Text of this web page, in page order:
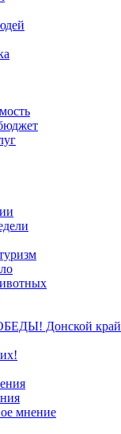
Донской край
мнение